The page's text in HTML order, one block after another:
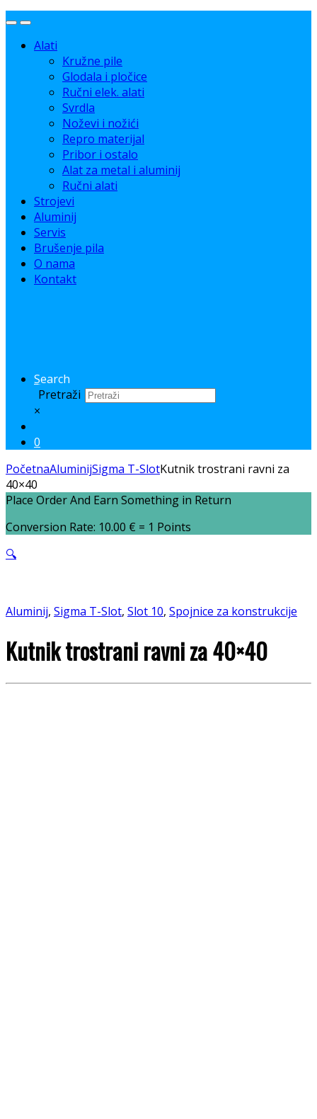
Alati
Kružne pile
Glodala i pločice
Ručni elek. alati
Svrdla
Noževi i nožići
Repro materijal
Pribor i ostalo
Alat za metal i aluminij
Ručni alati
Strojevi
Aluminij
Servis
Brušenje pila
O nama
Kontakt
Search
Pretraži
×
0
PočetnaAluminijSigma T-SlotKutnik trostrani ravni za
40×40
Place Order And Earn Something in Return
Conversion Rate: 10.00 € = 1 Points
🔍
Aluminij, Sigma T-Slot, Slot 10, Spojnice za konstrukcije
Kutnik trostrani ravni za 40×40